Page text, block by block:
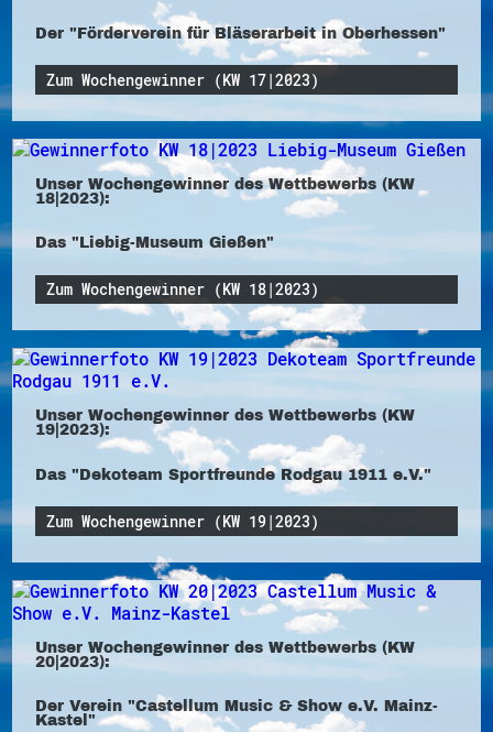
Der "Förderverein für Bläserarbeit in Oberhessen"
Zum Wochengewinner (KW 17|2023)
Unser Wochengewinner des Wettbewerbs (KW
18|2023):
Das "Liebig-Museum Gießen"
Zum Wochengewinner (KW 18|2023)
Unser Wochengewinner des Wettbewerbs (KW
19|2023):
Das "Dekoteam Sportfreunde Rodgau 1911 e.V."
Zum Wochengewinner (KW 19|2023)
Unser Wochengewinner des Wettbewerbs (KW
20|2023):
Der Verein "Castellum Music & Show e.V. Mainz-
Kastel"